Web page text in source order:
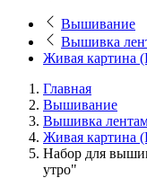
Вышивание
Вышивка
Живая картина
Главная
Вышивание
Вышивка
Живая картина
Набор для
утро"